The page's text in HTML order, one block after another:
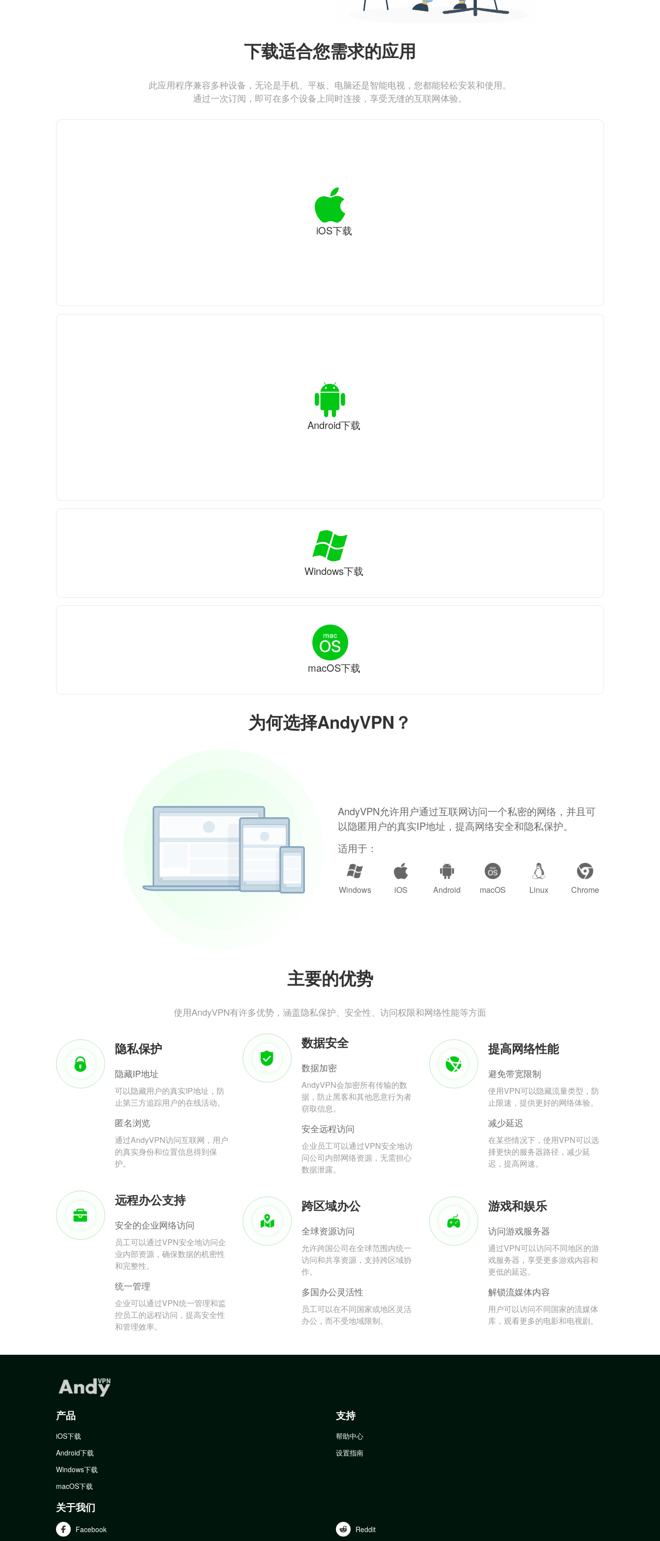
为何选择AndyVPN？
AndyVPN允许用户通过互联网访问一个私密的网络，并且可
以隐匿用户的真实IP地址，提高网络安全和隐私保护。
适用于：
Windows iOS Android macOS Linux Chrome
主要的优势
使用AndyVPN有许多优势，涵盖隐私保护、安全性、访问权限和网络性能等方面
隐私保护
隐藏IP地址
可以隐藏用户的真实IP地址，防
止第三方追踪用户的在线活动。
匿名浏览
通过AndyVPN访问互联网，用户
的真实身份和位置信息得到保
护。
数据安全
数据加密
AndyVPN会加密所有传输的数
据，防止黑客和其他恶意行为者
窃取信息。
安全远程访问
企业员工可以通过VPN安全地访
问公司内部网络资源，无需担心
数据泄露。
提高网络性能
避免带宽限制
使用VPN可以隐藏流量类型，防
止限速，提供更好的网络体验。
减少延迟
在某些情况下，使用VPN可以选
择更快的服务器路径，减少延
迟，提高网速。
远程办公支持
安全的企业网络访问
员工可以通过VPN安全地访问企
业内部资源，确保数据的机密性
和完整性。
统一管理
企业可以通过VPN统一管理和监
控员工的远程访问，提高安全性
和管理效率。
跨区域办公
全球资源访问
允许跨国公司在全球范围内统一
访问和共享资源，支持跨区域协
作。
多国办公灵活性
员工可以在不同国家或地区灵活
办公，而不受地域限制。
游戏和娱乐
访问游戏服务器
通过VPN可以访问不同地区的游
戏服务器，享受更多游戏内容和
更低的延迟。
解锁流媒体内容
用户可以访问不同国家的流媒体
库，观看更多的电影和电视剧。
下载适合您需求的应用
此应用程序兼容多种设备，无论是手机、平板、电脑还是智能电视，您都能轻松安装和使用。
通过一次订阅，即可在多个设备上同时连接，享受无缝的互联网体验。
iOS下载
Android下载
Windows下载
macOS下载
产品
iOS下载
Android下载
Windows下载
macOS下载
支持
帮助中心
设置指南
关于我们
Facebook Reddit